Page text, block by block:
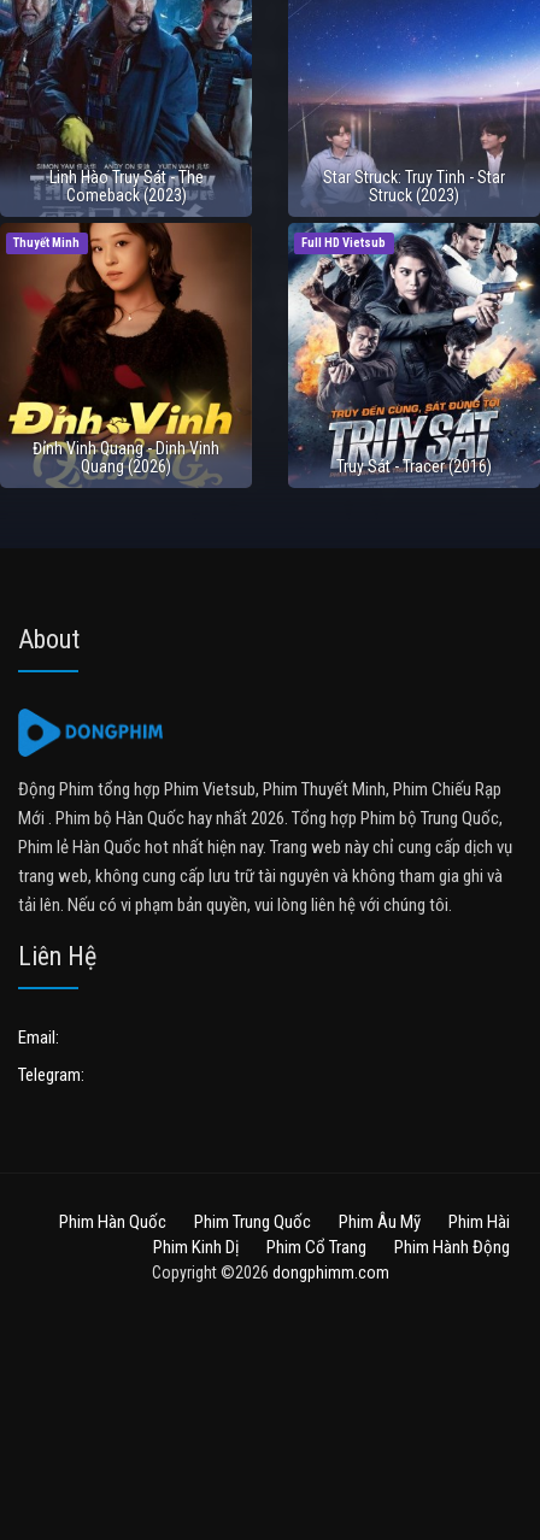
Linh Hào Truy Sát - The
Comeback (2023)
Star Struck: Truy Tinh - Star
Struck (2023)
Thuyết Minh
Đỉnh Vinh Quang - Dinh Vinh
Quang (2026)
Full HD Vietsub
Truy Sát - Tracer (2016)
About
Động Phim tổng hợp Phim Vietsub, Phim Thuyết Minh, Phim Chiếu Rạp
Mới . Phim bộ Hàn Quốc hay nhất 2026. Tổng hợp Phim bộ Trung Quốc,
Phim lẻ Hàn Quốc hot nhất hiện nay. Trang web này chỉ cung cấp dịch vụ
trang web, không cung cấp lưu trữ tài nguyên và không tham gia ghi và
tải lên. Nếu có vi phạm bản quyền, vui lòng liên hệ với chúng tôi.
Liên Hệ
Email:
Telegram:
Phim Hàn Quốc Phim Trung Quốc Phim Âu Mỹ
Phim Hài
Phim Kinh Dị
Phim Cổ Trang Phim Hành Động
Copyright ©2026 dongphimm.com